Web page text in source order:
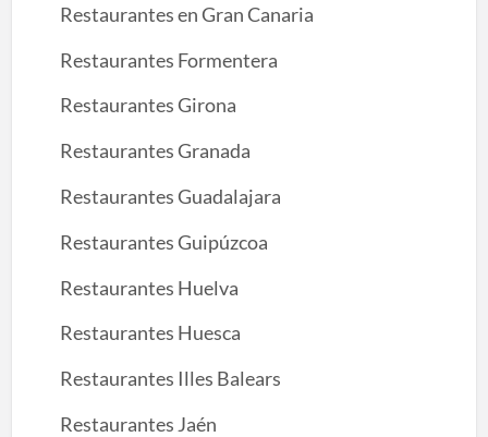
Restaurantes en Gran Canaria
Restaurantes Formentera
Restaurantes Girona
Restaurantes Granada
Restaurantes Guadalajara
Restaurantes Guipúzcoa
Restaurantes Huelva
Restaurantes Huesca
Restaurantes Illes Balears
Restaurantes Jaén